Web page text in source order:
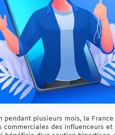
plusieurs mois, la France
des influenceurs